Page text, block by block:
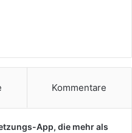
Kommentare
App, die mehr als